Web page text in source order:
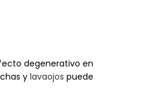
degenerativo en
y lavaojos puede